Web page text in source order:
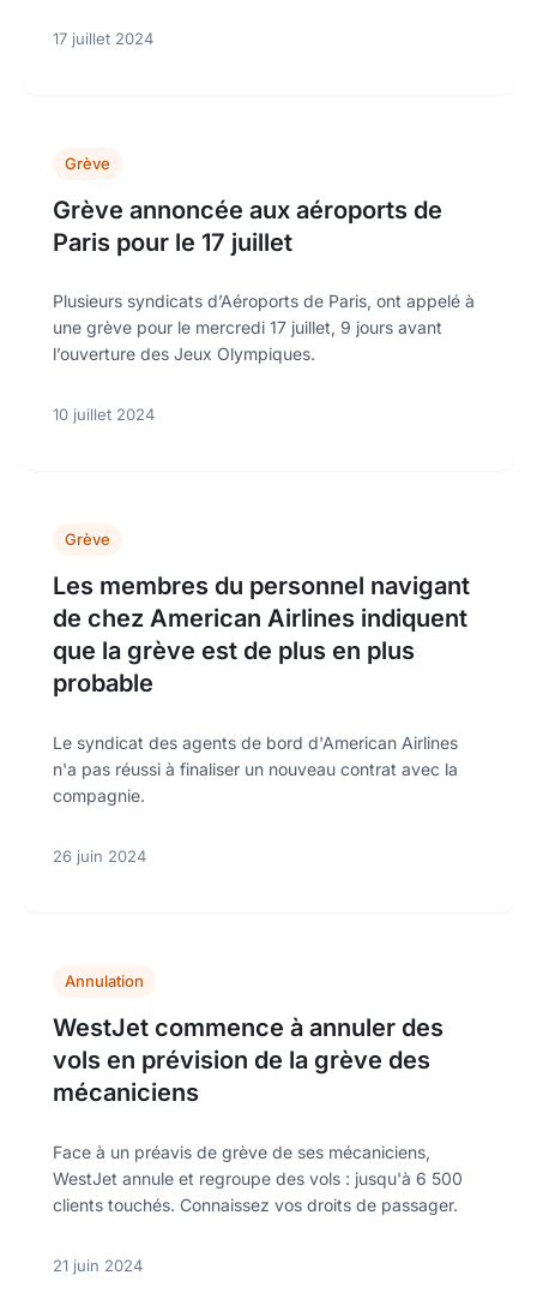
17 juillet 2024
Grève
Grève annoncée aux aéroports de
Paris pour le 17 juillet
Plusieurs syndicats d’Aéroports de Paris, ont appelé à
une grève pour le mercredi 17 juillet, 9 jours avant
l’ouverture des Jeux Olympiques.
10 juillet 2024
Grève
Les membres du personnel navigant
de chez American Airlines indiquent
que la grève est de plus en plus
probable
Le syndicat des agents de bord d'American Airlines
n'a pas réussi à finaliser un nouveau contrat avec la
compagnie.
26 juin 2024
Annulation
WestJet commence à annuler des
vols en prévision de la grève des
mécaniciens
Face à un préavis de grève de ses mécaniciens,
WestJet annule et regroupe des vols : jusqu'à 6 500
clients touchés. Connaissez vos droits de passager.
21 juin 2024